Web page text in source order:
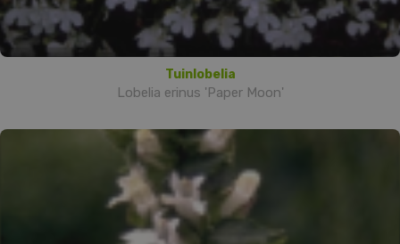
Tuinlobelia
Lobelia erinus 'Paper Moon'